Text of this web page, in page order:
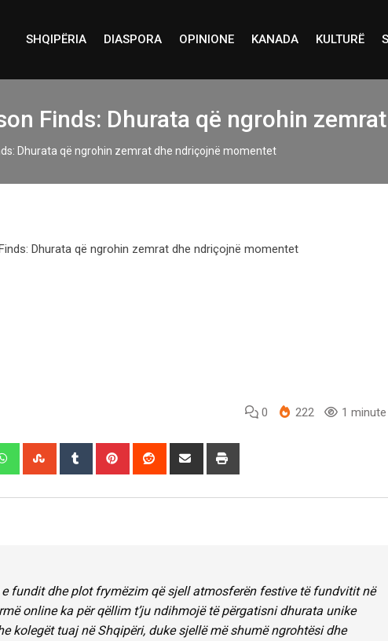
SHQIPËRIA DIASPORA OPINIONE KANADA KULTURË
Finds: Dhurata që ngrohin
Dhurata që ngrohin zemrat dhe ndriçojnë momentet
0 222 1
WhatsappStumbleUpon
Tumblr Pinterest Reddit
Share
fundit dhe plot frymëzim që sjell atmosferën festive të fundvitit në
online ka për qëllim t’ju ndihmojë të përgatisni dhurata unike
kolegët tuaj në Shqipëri, duke sjellë më shumë ngrohtësi dhe